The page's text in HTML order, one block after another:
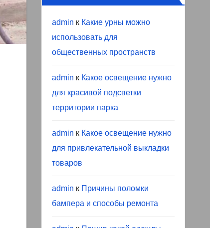
admin к Какие урны можно
использовать для
общественных пространств
admin к Какое освещение нужно
для красивой подсветки
территории парка
admin к Какое освещение нужно
для привлекательной выкладки
товаров
admin к Причины поломки
бампера и способы ремонта